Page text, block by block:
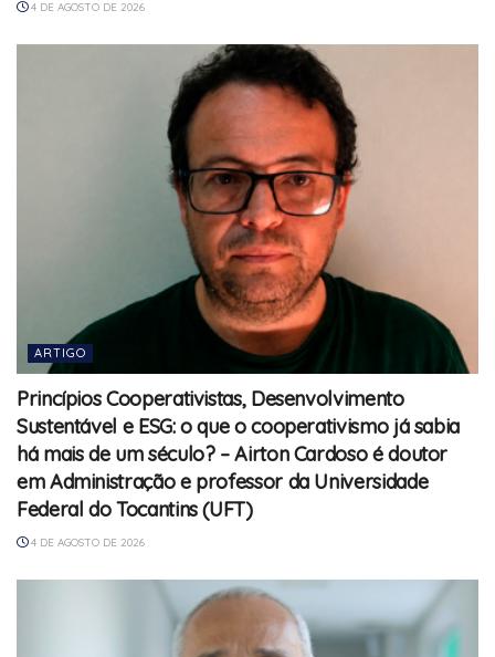
4 DE AGOSTO DE 2026
ARTIGO
Princípios Cooperativistas, Desenvolvimento
Sustentável e ESG: o que o cooperativismo já sabia
há mais de um século? – Airton Cardoso é doutor
em Administração e professor da Universidade
Federal do Tocantins (UFT)
4 DE AGOSTO DE 2026